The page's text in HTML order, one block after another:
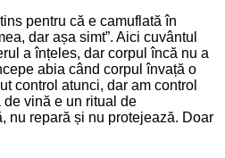
pentru că e camuflată în
dar așa simt”. Aici cuvântul
a înțeles, dar corpul încă nu a
abia când corpul învață o
control atunci, dar am control
de vină e un ritual de
nu repară și nu protejează. Doar